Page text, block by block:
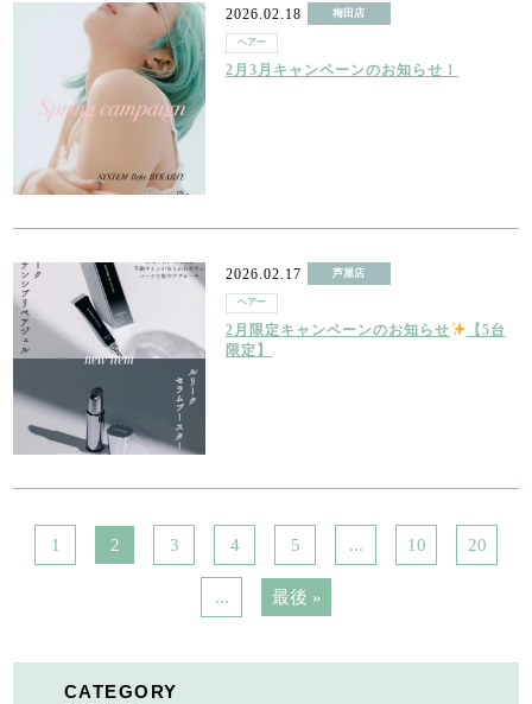
2026.02.18 梅田店
ヘアー
2月3月キャンペーンのお知らせ！
2026.02.17 芦屋店
ヘアー
2月限定キャンペーンのお知らせ
【5台
限定】
1 2 3 4 5 ... 10 20
... 最後 »
CATEGORY